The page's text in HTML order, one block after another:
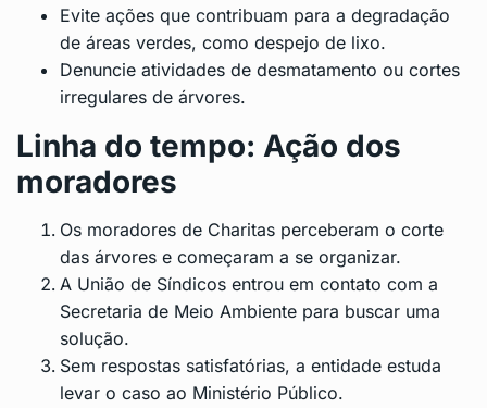
Evite ações que contribuam para a degradação
de áreas verdes, como despejo de lixo.
Denuncie atividades de desmatamento ou cortes
irregulares de árvores.
Linha do tempo: Ação dos
moradores
Os moradores de Charitas perceberam o corte
das árvores e começaram a se organizar.
A União de Síndicos entrou em contato com a
Secretaria de Meio Ambiente para buscar uma
solução.
Sem respostas satisfatórias, a entidade estuda
levar o caso ao Ministério Público.